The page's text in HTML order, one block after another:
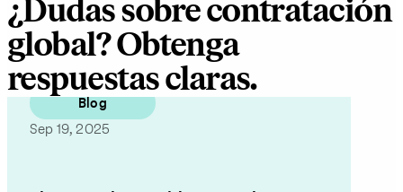
¿Dudas sobre contratación
global? Obtenga
respuestas claras.
Blog
Sep 19, 2025